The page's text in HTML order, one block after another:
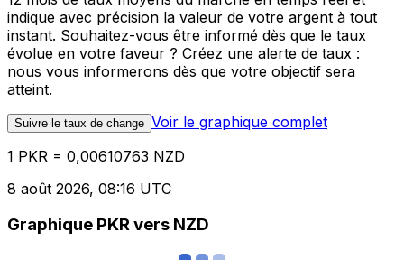
indique avec précision la valeur de votre argent à tout
instant. Souhaitez-vous être informé dès que le taux
évolue en votre faveur ? Créez une alerte de taux :
nous vous informerons dès que votre objectif sera
atteint.
Suivre le taux de change Voir le graphique complet
1 PKR = 0,00610763 NZD
8 août 2026, 08:16 UTC
Graphique PKR vers NZD